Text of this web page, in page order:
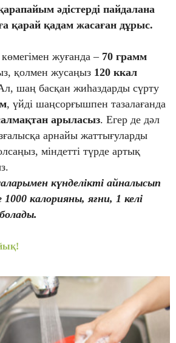
әдістерді пайдалана
қарай қадам жасаған дұрыс.
жуғанда – 70 грамм
қолмен жусаңыз 120 ккал
Ал, шаң басқан жиһаздарды сүрту
, үйді шаңсорғышпен тазалағанда
арыласыз. Егер де дәл
арнайы жаттығуларды
міндетті түрде артық
күнделікті айналысып
калорияны, яғни, 1 келі